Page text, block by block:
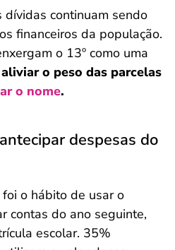
dívidas continuam sendo
financeiros da população.
o 13º como uma
aliviar o peso das parcelas
o nome.
despesas do
o hábito de usar o
contas do ano seguinte,
escolar. 35%